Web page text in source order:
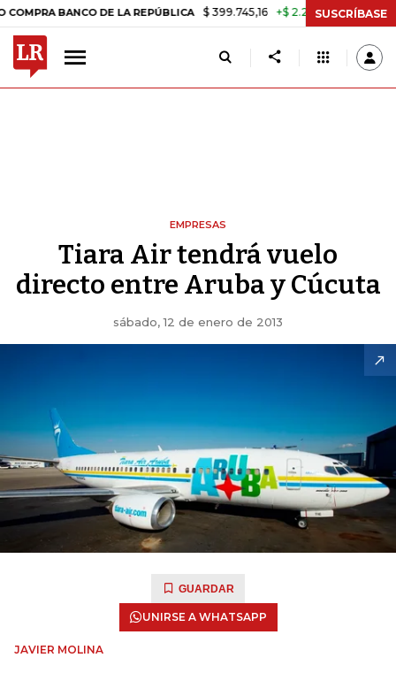
BANCO DE LA REPÚBLICA $ 399.745,16 +$ 2.295,71 +0,58% TASA
SUSCRÍBASE
EMPRESAS
Tiara Air tendrá vuelo
directo entre Aruba y Cúcuta
sábado, 12 de enero de 2013
GUARDAR
UNIRSE A WHATSAPP
JAVIER MOLINA